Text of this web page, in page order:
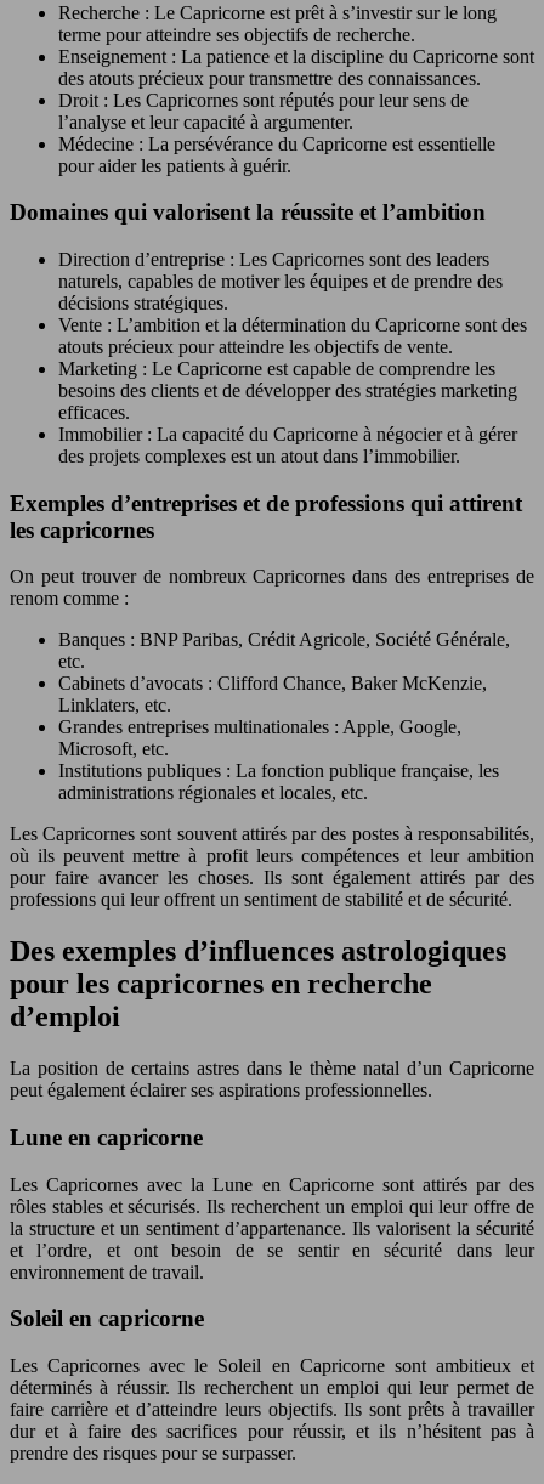
Recherche : Le Capricorne est prêt à s’investir sur le long
terme pour atteindre ses objectifs de recherche.
Enseignement : La patience et la discipline du Capricorne sont
des atouts précieux pour transmettre des connaissances.
Droit : Les Capricornes sont réputés pour leur sens de
l’analyse et leur capacité à argumenter.
Médecine : La persévérance du Capricorne est essentielle
pour aider les patients à guérir.
Domaines qui valorisent la réussite et l’ambition
Direction d’entreprise : Les Capricornes sont des leaders
naturels, capables de motiver les équipes et de prendre des
décisions stratégiques.
Vente : L’ambition et la détermination du Capricorne sont des
atouts précieux pour atteindre les objectifs de vente.
Marketing : Le Capricorne est capable de comprendre les
besoins des clients et de développer des stratégies marketing
efficaces.
Immobilier : La capacité du Capricorne à négocier et à gérer
des projets complexes est un atout dans l’immobilier.
Exemples d’entreprises et de professions qui attirent
les capricornes
On peut trouver de nombreux Capricornes dans des entreprises de
renom comme :
Banques : BNP Paribas, Crédit Agricole, Société Générale,
etc.
Cabinets d’avocats : Clifford Chance, Baker McKenzie,
Linklaters, etc.
Grandes entreprises multinationales : Apple, Google,
Microsoft, etc.
Institutions publiques : La fonction publique française, les
administrations régionales et locales, etc.
Les Capricornes sont souvent attirés par des postes à responsabilités,
où ils peuvent mettre à profit leurs compétences et leur ambition
pour faire avancer les choses. Ils sont également attirés par des
professions qui leur offrent un sentiment de stabilité et de sécurité.
Des exemples d’influences astrologiques
pour les capricornes en recherche
d’emploi
La position de certains astres dans le thème natal d’un Capricorne
peut également éclairer ses aspirations professionnelles.
Lune en capricorne
Les Capricornes avec la Lune en Capricorne sont attirés par des
rôles stables et sécurisés. Ils recherchent un emploi qui leur offre de
la structure et un sentiment d’appartenance. Ils valorisent la sécurité
et l’ordre, et ont besoin de se sentir en sécurité dans leur
environnement de travail.
Soleil en capricorne
Les Capricornes avec le Soleil en Capricorne sont ambitieux et
déterminés à réussir. Ils recherchent un emploi qui leur permet de
faire carrière et d’atteindre leurs objectifs. Ils sont prêts à travailler
dur et à faire des sacrifices pour réussir, et ils n’hésitent pas à
prendre des risques pour se surpasser.